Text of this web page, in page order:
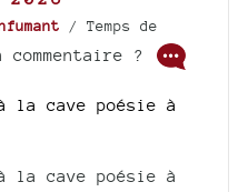
/ Temps de
commentaire ?
la cave poésie à
la cave poésie à